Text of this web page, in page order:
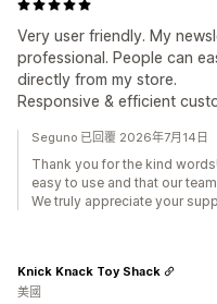
Very user friendly. My
professional. People can
directly from my store.
Responsive & efficient
Seguno 已回覆 2026年7月14日
Thank you for the kind
easy to use and that our
We truly appreciate your
Knick Knack Toy Shack
美國